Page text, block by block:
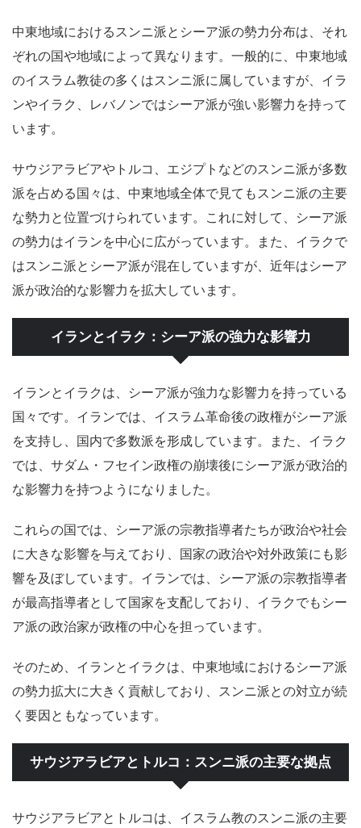
中東地域におけるスンニ派とシーア派の勢力分布は、それ
ぞれの国や地域によって異なります。一般的に、中東地域
のイスラム教徒の多くはスンニ派に属していますが、イラ
ンやイラク、レバノンではシーア派が強い影響力を持って
います。
サウジアラビアやトルコ、エジプトなどのスンニ派が多数
派を占める国々は、中東地域全体で見てもスンニ派の主要
な勢力と位置づけられています。これに対して、シーア派
の勢力はイランを中心に広がっています。また、イラクで
はスンニ派とシーア派が混在していますが、近年はシーア
派が政治的な影響力を拡大しています。
イランとイラク：シーア派の強力な影響力
イランとイラクは、シーア派が強力な影響力を持っている
国々です。イランでは、イスラム革命後の政権がシーア派
を支持し、国内で多数派を形成しています。また、イラク
では、サダム・フセイン政権の崩壊後にシーア派が政治的
な影響力を持つようになりました。
これらの国では、シーア派の宗教指導者たちが政治や社会
に大きな影響を与えており、国家の政治や対外政策にも影
響を及ぼしています。イランでは、シーア派の宗教指導者
が最高指導者として国家を支配しており、イラクでもシー
ア派の政治家が政権の中心を担っています。
そのため、イランとイラクは、中東地域におけるシーア派
の勢力拡大に大きく貢献しており、スンニ派との対立が続
く要因ともなっています。
サウジアラビアとトルコ：スンニ派の主要な拠点
サウジアラビアとトルコは、イスラム教のスンニ派の主要